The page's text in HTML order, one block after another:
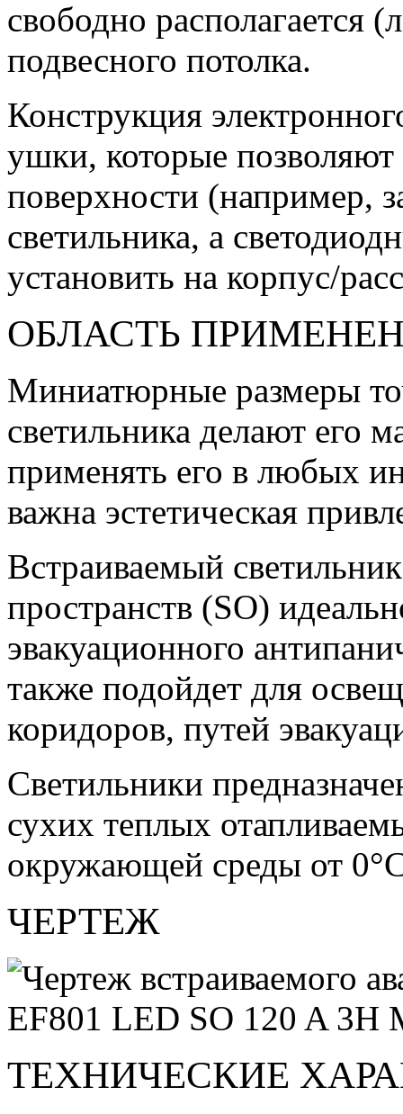
свободно располагается
подвесного потолка.
Конструкция
ушки, которые позволяют
поверхности (например,
светильника, а
установить на корпус/
ОБЛАСТЬ
Миниатюрные размеры
светильника делают его
применять его в любых
важна эстетическая
Встраиваемый
пространств (SO)
эвакуационного
также подойдет для
коридоров, путей
Светильники
сухих теплых
окружающей среды от
ЧЕРТЕЖ
ТЕХНИЧЕСКИЕ